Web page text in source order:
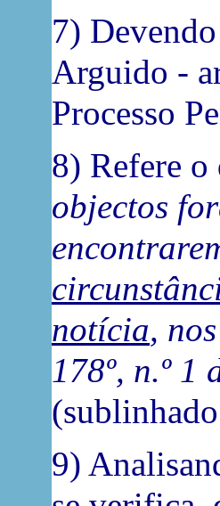
7)
Arguido -
Processo
8) Refere o
objectos
notícia,
178º, n.º 1
9)